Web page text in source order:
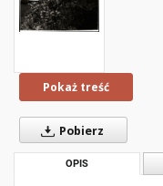
Pokaż treść
Pobierz
OPIS